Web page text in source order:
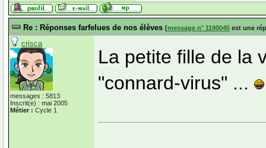
Re : Réponses farfelues de nos élèves [message n° 1190045 est une
crisca
messages : 5813
Inscrit(e) : mai 2005
Métier : Cycle 1
La petite fille de la
"connard-virus" ...